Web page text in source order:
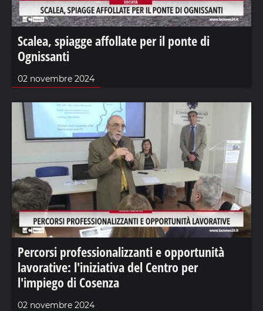
Scalea, spiagge affollate per il ponte di
Ognissanti
02 novembre 2024
Percorsi professionalizzanti e opportunità
lavorative: l'iniziativa del Centro per
l'impiego di Cosenza
02 novembre 2024